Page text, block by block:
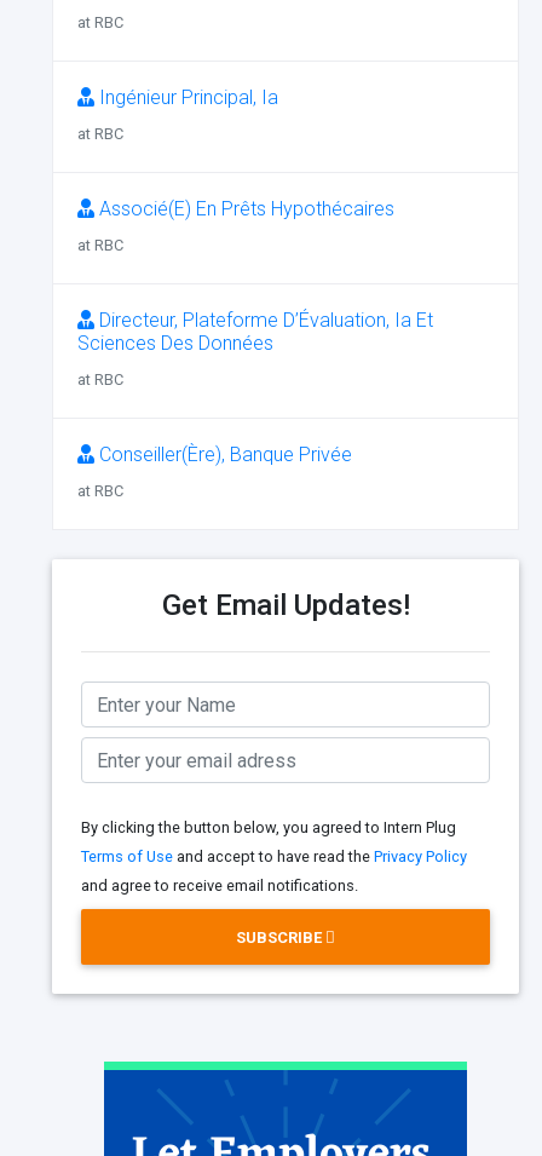
at RBC
Ingénieur Principal, Ia
at RBC
Associé(E) En Prêts Hypothécaires
at RBC
Directeur, Plateforme D’Évaluation, Ia Et
Sciences Des Données
at RBC
Conseiller(Ère), Banque Privée
at RBC
Get Email Updates!
By clicking the button below, you agreed to Intern Plug
Terms of Use and accept to have read the Privacy Policy
and agree to receive email notifications.
SUBSCRIBE